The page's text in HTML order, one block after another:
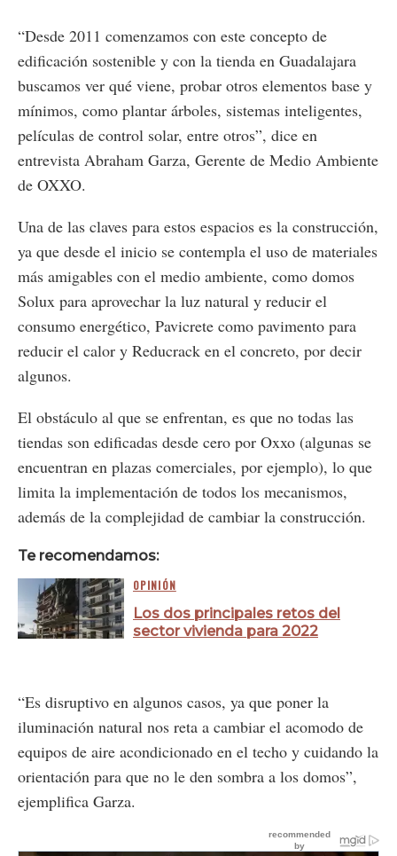
“Desde 2011 comenzamos con este concepto de
edificación sostenible y con la tienda en Guadalajara
buscamos ver qué viene, probar otros elementos base y
mínimos, como plantar árboles, sistemas inteligentes,
películas de control solar, entre otros”, dice en
entrevista Abraham Garza, Gerente de Medio Ambiente
de OXXO.
Una de las claves para estos espacios es la construcción,
ya que desde el inicio se contempla el uso de materiales
más amigables con el medio ambiente, como domos
Solux para aprovechar la luz natural y reducir el
consumo energético, Pavicrete como pavimento para
reducir el calor y Reducrack en el concreto, por decir
algunos.
El obstáculo al que se enfrentan, es que no todas las
tiendas son edificadas desde cero por Oxxo (algunas se
encuentran en plazas comerciales, por ejemplo), lo que
limita la implementación de todos los mecanismos,
además de la complejidad de cambiar la construcción.
Te recomendamos:
OPINIÓN
Los dos principales retos del
sector vivienda para 2022
“Es disruptivo en algunos casos, ya que poner la
iluminación natural nos reta a cambiar el acomodo de
equipos de aire acondicionado en el techo y cuidando la
orientación para que no le den sombra a los domos”,
ejemplifica Garza.